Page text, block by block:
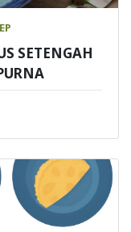
SETENGAH